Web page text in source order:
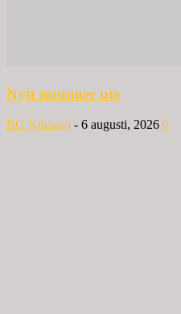
Nytt nummer ute
BG Nilensjö - 6 augusti, 2026 0